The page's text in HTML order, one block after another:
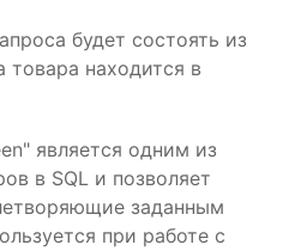
будет состоять из
товара находится в
является одним из
в SQL и позволяет
заданным
при работе с